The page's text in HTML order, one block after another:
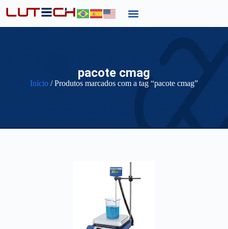
pacote cmag
Início / Produtos marcados com a tag “pacote cmag”